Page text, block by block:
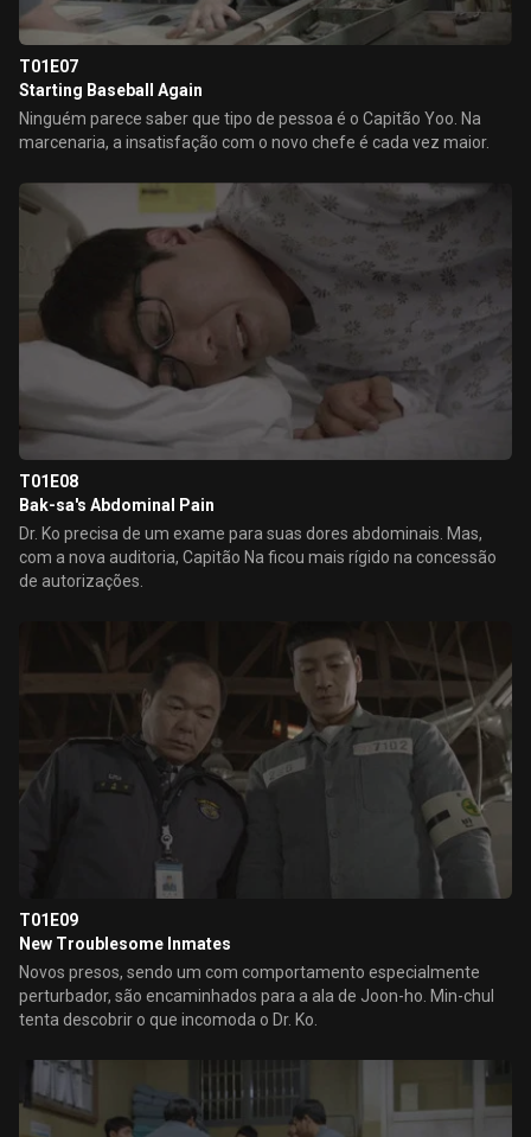
T01E07
Starting Baseball Again
Ninguém parece saber que tipo de pessoa é o Capitão Yoo. Na
marcenaria, a insatisfação com o novo chefe é cada vez maior.
T01E08
Bak-sa's Abdominal Pain
Dr. Ko precisa de um exame para suas dores abdominais. Mas,
com a nova auditoria, Capitão Na ficou mais rígido na concessão
de autorizações.
T01E09
New Troublesome Inmates
Novos presos, sendo um com comportamento especialmente
perturbador, são encaminhados para a ala de Joon-ho. Min-chul
tenta descobrir o que incomoda o Dr. Ko.